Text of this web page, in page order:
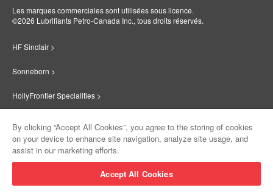
Les marques commerciales sont utilisées sous licence.
©2026 Lubrifiants Petro‐Canada Inc., tous droits réservés.
HF Sinclair >
Sonneborn >
HollyFrontier Specialities >
Suniso >
By clicking “Accept All Cookies”, you agree to the storing of cookies
on your device to enhance site navigation, analyze site usage, and
assist in our marketing efforts.
Accept All Cookies